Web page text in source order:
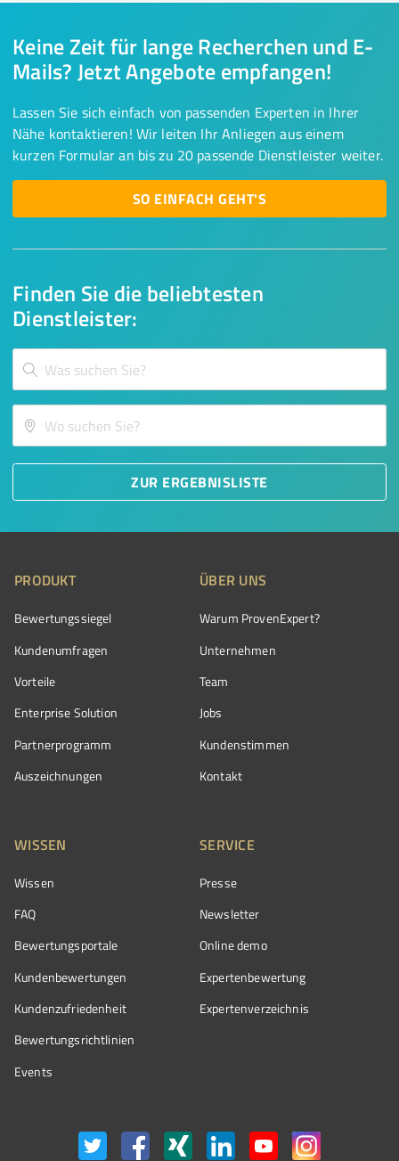
Finden Sie die beliebtesten
Dienstleister:
ZUR ERGEBNISLISTE
Keine Zeit für lange Recherchen und E-
Mails? Jetzt Angebote empfangen!
Lassen Sie sich einfach von passenden Experten in Ihrer
Nähe kontaktieren! Wir leiten Ihr Anliegen aus einem
kurzen Formular an bis zu 20 passende Dienstleister weiter.
SO EINFACH GEHT'S
PRODUKT
Bewertungssiegel
Kundenumfragen
Vorteile
Enterprise Solution
Partnerprogramm
Auszeichnungen
ÜBER UNS
Warum ProvenExpert?
Unternehmen
Team
Jobs
Kundenstimmen
Kontakt
WISSEN
Wissen
FAQ
Bewertungsportale
Kundenbewertungen
Kundenzufriedenheit
Bewertungs­richtlinien
Events
SERVICE
Presse
Newsletter
Online demo
Expertenbewertung
Expertenverzeichnis